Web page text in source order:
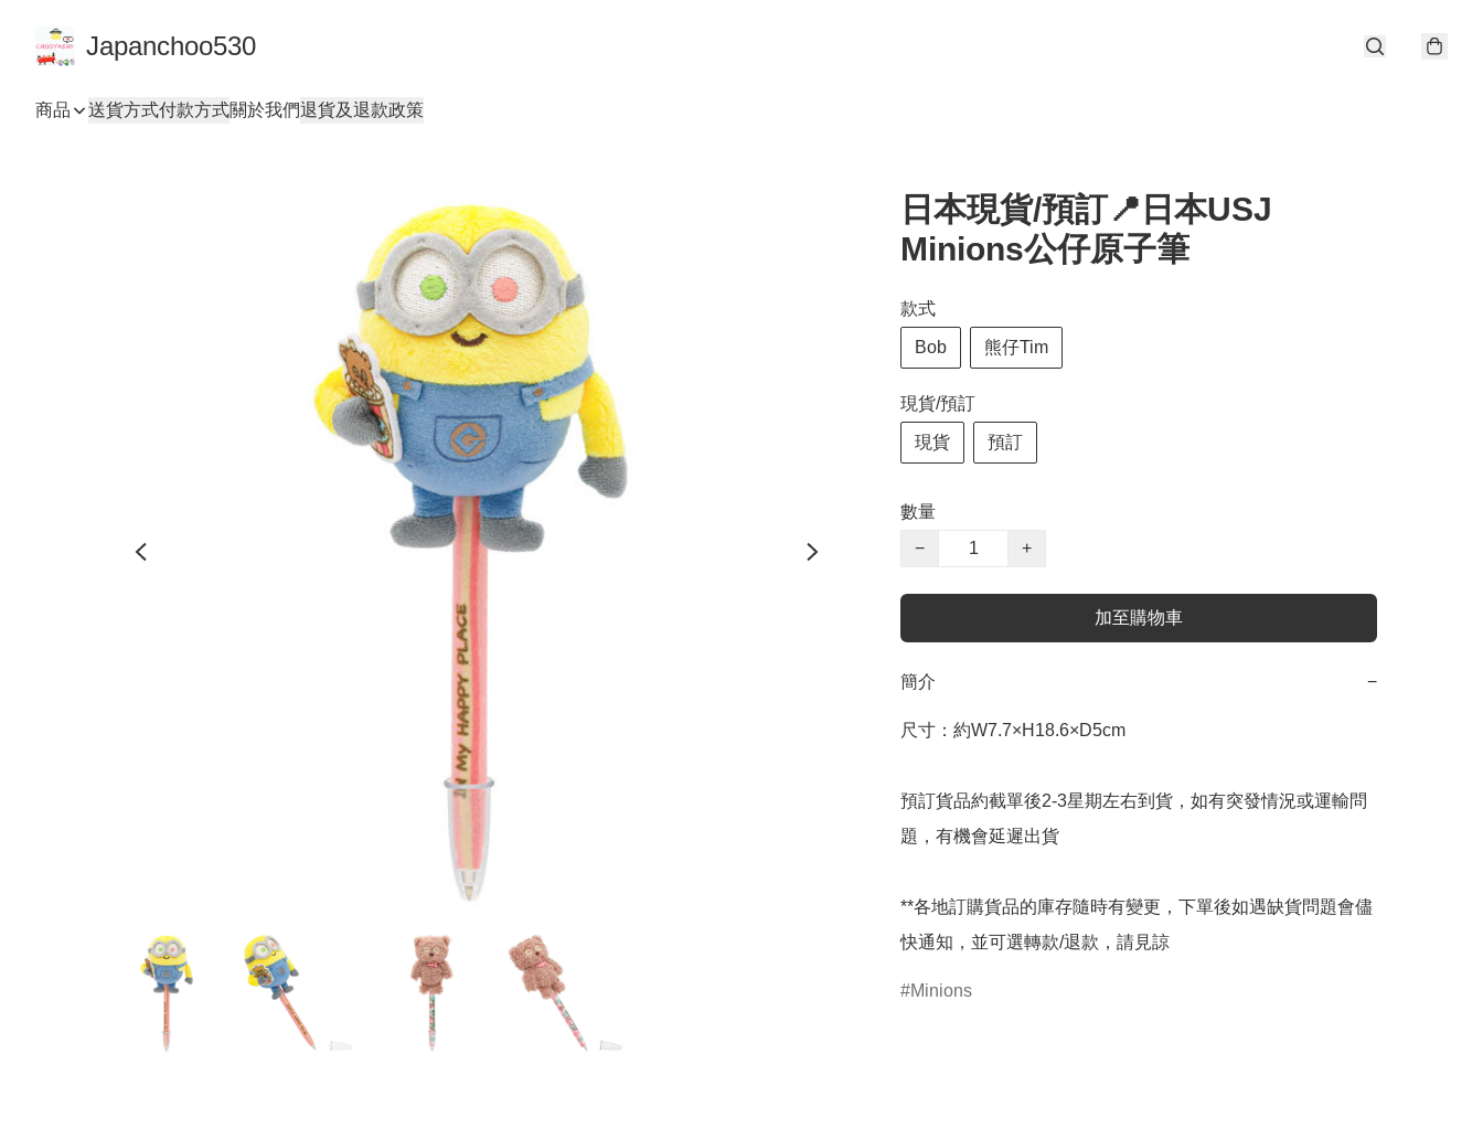
Japanchoo530
商品 送貨方式付款方式關於我們退貨及退款政策
日本現貨/預訂📍日本USJ
Minions公仔原子筆
款式
Bob 熊仔Tim
現貨/預訂
現貨 預訂
數量
−
+
加至購物車
簡介 −
尺寸：約W7.7×H18.6×D5cm
預訂貨品約截單後2-3星期左右到貨，如有突發情況或運輸問
題，有機會延遲出貨
**各地訂購貨品的庫存隨時有變更，下單後如遇缺貨問題會儘
快通知，並可選轉款/退款，請見諒
Minions